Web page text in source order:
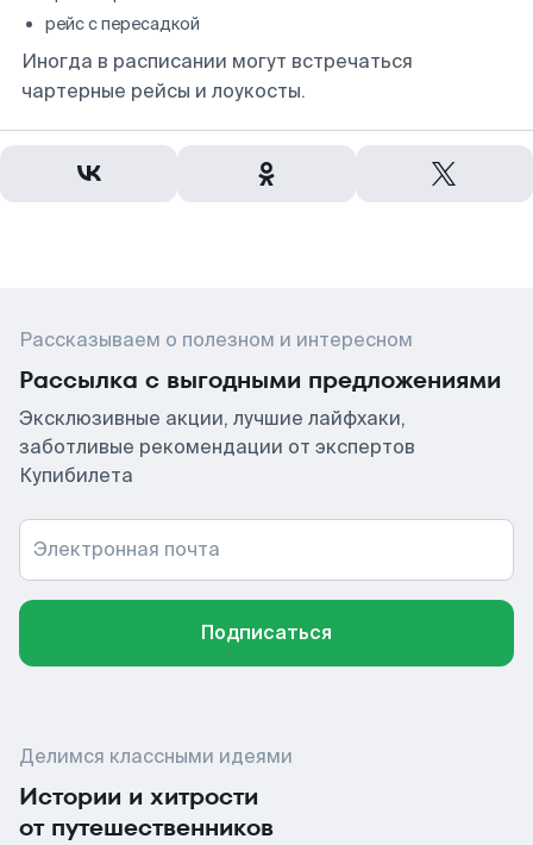
рейс с пересадкой
Иногда в расписании могут встречаться
чартерные рейсы и лоукосты.
Рассказываем о полезном и интересном
Рассылка с выгодными предложениями
Эксклюзивные акции, лучшие лайфхаки,
заботливые рекомендации от экспертов
Купибилета
Электронная почта
Подписаться
Делимся классными идеями
Истории и хитрости
от путешественников